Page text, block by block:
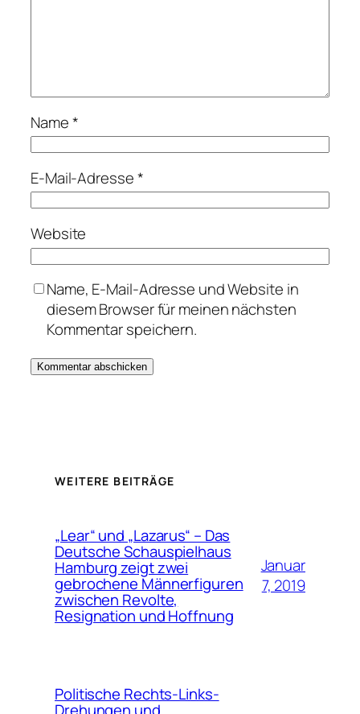
Name*
E-Mail-Adresse*
Website
Name, E-Mail-Adresse und Website in
diesem Browser für meinen nächsten
Kommentar speichern.
WEITERE BEITRÄGE
„Lear“ und „Lazarus“ – Das
Deutsche Schauspielhaus
Hamburg zeigt zwei
gebrochene Männerfiguren
zwischen Revolte,
Resignation und Hoffnung
Januar
7, 2019
Politische Rechts-Links-